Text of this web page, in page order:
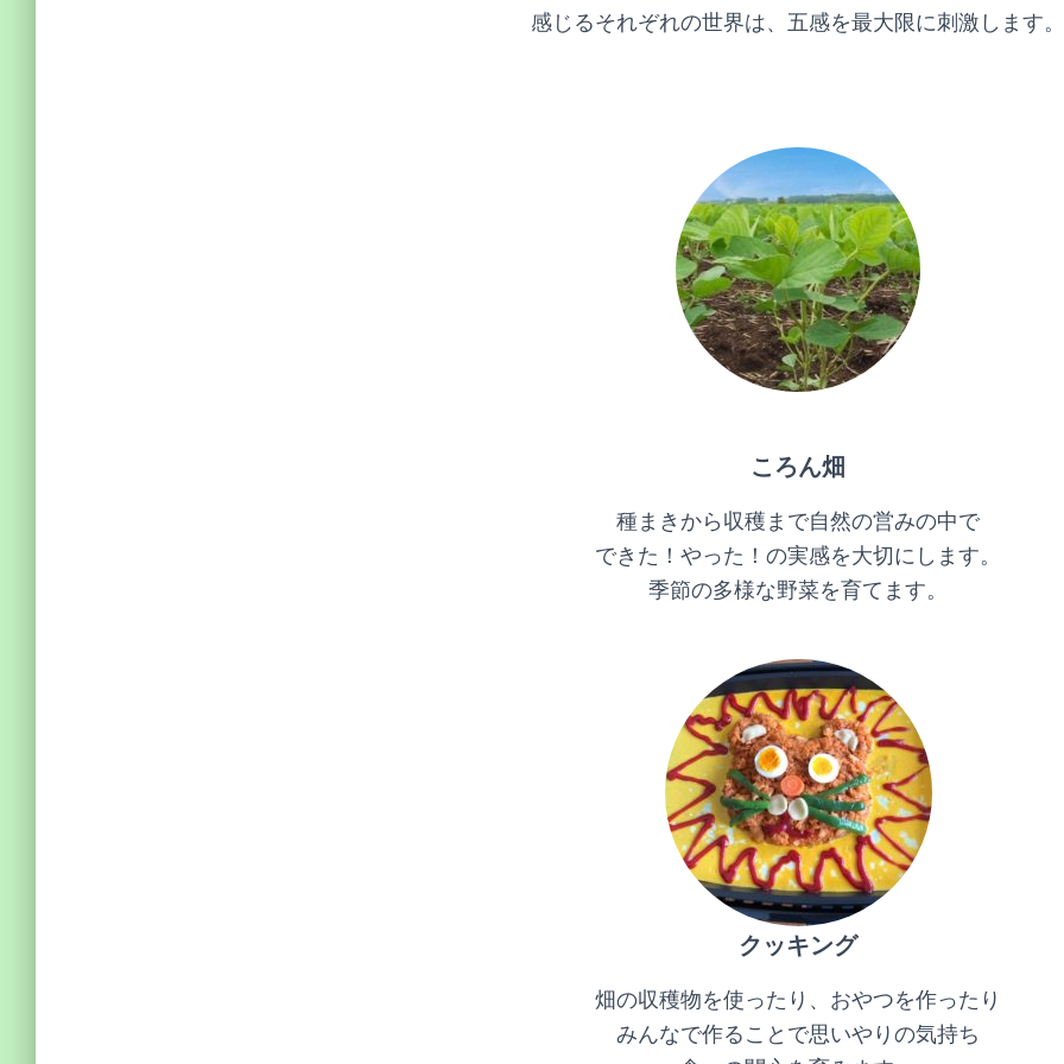
感じるそれぞれの世界は、五感を最大限に刺激します。
ころん畑
種まきから収穫まで自然の営みの中で
できた！やった！の実感を大切にします。
季節の多様な野菜を育てます。
クッキング
畑の収穫物を使ったり、おやつを作ったり
みんなで作ることで思いやりの気持ち